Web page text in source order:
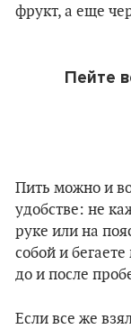
фрукт, а еще
Пейте
Пить можно и
удобстве: не
руке или на
собой и
до и после
Если все же